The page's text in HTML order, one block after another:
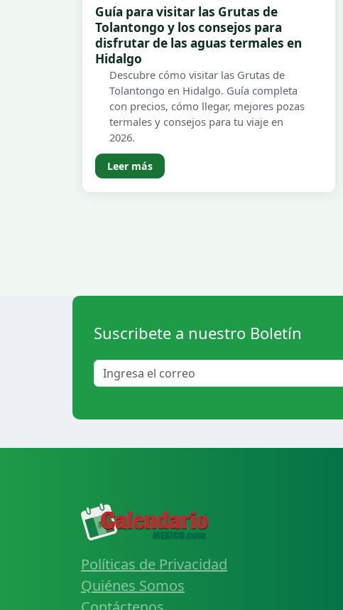
Guía para visitar las Grutas de
Tolantongo y los consejos para
disfrutar de las aguas termales en
Hidalgo
Descubre cómo visitar las Grutas de
Tolantongo en Hidalgo. Guía completa
con precios, cómo llegar, mejores pozas
termales y consejos para tu viaje en
2026.
Leer más
Suscribete a nuestro Boletín
Políticas de Privacidad
Quiénes Somos